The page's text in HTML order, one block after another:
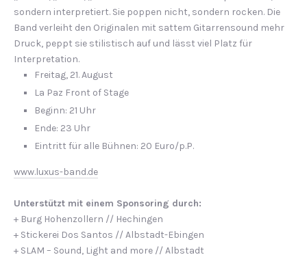
sondern interpretiert. Sie poppen nicht, sondern rocken. Die
Band verleiht den Originalen mit sattem Gitarrensound mehr
Druck, peppt sie stilistisch auf und lässt viel Platz für
Interpretation.
Freitag, 21. August
La Paz Front of Stage
Be­ginn: 21 Uhr
Ende: 23 Uhr
Eintritt für alle Bühnen: 20 Euro/p.P.
www.luxus-band.de
Unterstützt mit einem Sponsoring durch:
+ Burg Hohenzollern // Hechingen
+ Stickerei Dos Santos // Albstadt-Ebingen
+ SLAM – Sound, Light and more // Albstadt